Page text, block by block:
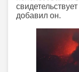
добавил он.